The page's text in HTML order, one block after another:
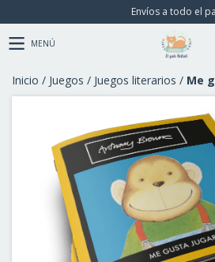
Envíos a todo el
MENÚ
Inicio / Juegos / Juegos literarios / Me